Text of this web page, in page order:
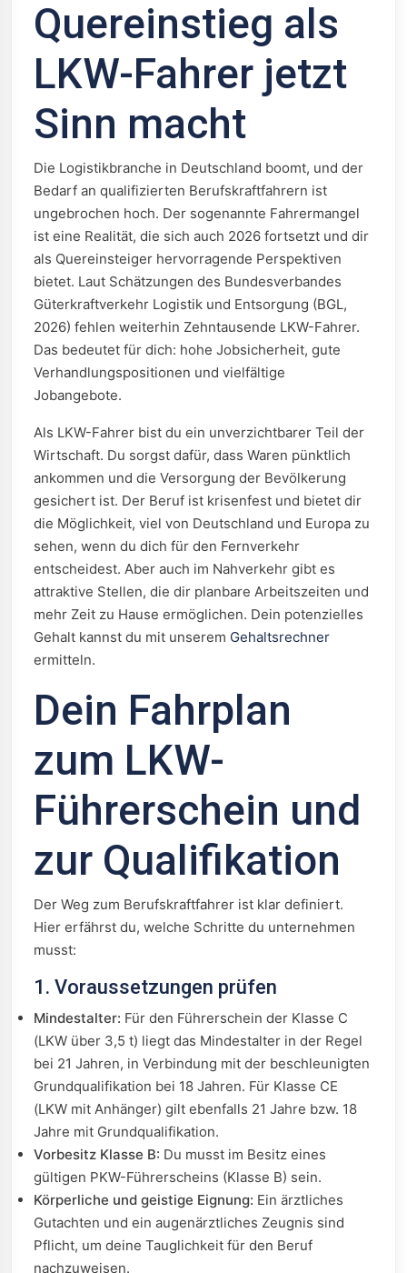
Quereinstieg als
LKW-Fahrer jetzt
Sinn macht
Die Logistikbranche in Deutschland boomt, und der
Bedarf an qualifizierten Berufskraftfahrern ist
ungebrochen hoch. Der sogenannte Fahrermangel
ist eine Realität, die sich auch 2026 fortsetzt und dir
als Quereinsteiger hervorragende Perspektiven
bietet. Laut Schätzungen des Bundesverbandes
Güterkraftverkehr Logistik und Entsorgung (BGL,
2026) fehlen weiterhin Zehntausende LKW-Fahrer.
Das bedeutet für dich: hohe Jobsicherheit, gute
Verhandlungspositionen und vielfältige
Jobangebote.
Als LKW-Fahrer bist du ein unverzichtbarer Teil der
Wirtschaft. Du sorgst dafür, dass Waren pünktlich
ankommen und die Versorgung der Bevölkerung
gesichert ist. Der Beruf ist krisenfest und bietet dir
die Möglichkeit, viel von Deutschland und Europa zu
sehen, wenn du dich für den Fernverkehr
entscheidest. Aber auch im Nahverkehr gibt es
attraktive Stellen, die dir planbare Arbeitszeiten und
mehr Zeit zu Hause ermöglichen. Dein potenzielles
Gehalt kannst du mit unserem Gehaltsrechner
ermitteln.
Dein Fahrplan
zum LKW-
Führerschein und
zur Qualifikation
Der Weg zum Berufskraftfahrer ist klar definiert.
Hier erfährst du, welche Schritte du unternehmen
musst:
1. Voraussetzungen prüfen
Mindestalter: Für den Führerschein der Klasse C
(LKW über 3,5 t) liegt das Mindestalter in der Regel
bei 21 Jahren, in Verbindung mit der beschleunigten
Grundqualifikation bei 18 Jahren. Für Klasse CE
(LKW mit Anhänger) gilt ebenfalls 21 Jahre bzw. 18
Jahre mit Grundqualifikation.
Vorbesitz Klasse B: Du musst im Besitz eines
gültigen PKW-Führerscheins (Klasse B) sein.
Körperliche und geistige Eignung: Ein ärztliches
Gutachten und ein augenärztliches Zeugnis sind
Pflicht, um deine Tauglichkeit für den Beruf
nachzuweisen.